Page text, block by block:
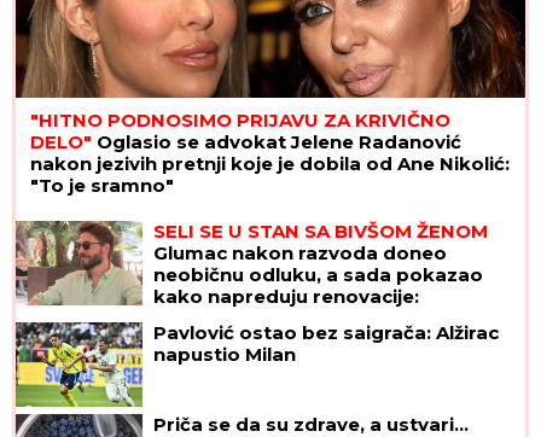
"HITNO PODNOSIMO PRIJAVU ZA KRIVIČNO
DELO" Oglasio se advokat Jelene Radanović
nakon jezivih pretnji koje je dobila od Ane Nikolić:
"To je sramno"
SELI SE U STAN SA BIVŠOM ŽENOM
Glumac nakon razvoda doneo
neobičnu odluku, a sada pokazao
kako napreduju renovacije:
Pavlović ostao bez saigrača: Alžirac
napustio Milan
Priča se da su zdrave, a ustvari...